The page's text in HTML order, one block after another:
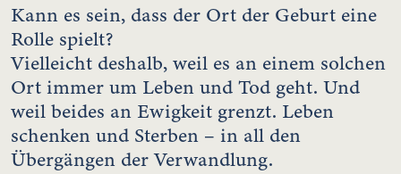
Kann es sein, dass der Ort der Geburt eine
Rolle spielt?
Vielleicht deshalb, weil es an einem solchen
Ort immer um Leben und Tod geht. Und
weil beides an Ewigkeit grenzt. Leben
schenken und Sterben – in all den
Übergängen der Verwandlung.